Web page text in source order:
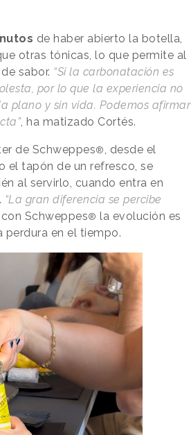
de haber abierto la botella,
otras tónicas, lo que permite al
sabor. “Si la carbonatación es
por lo que la experiencia no
plano y sin vida. Podemos afirmar
, ha matizado Cortés.
de Schweppes® , desde el
el tapón de un refresco, se
al servirlo, cuando entra en
“La gran diferencia se percibe
Schweppes® la evolución es
perdura en el tiempo.